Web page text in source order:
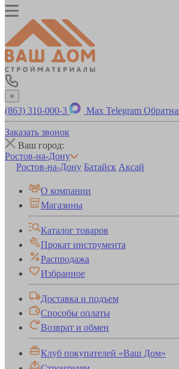
×
(863) 310-000-3 Max Telegram
Заказать звонок
Ваш город:
Ростов-на-Дону
Ростов-на-Дону Батайск Аксай
О компании
Магазины
Каталог товаров
Прокат инструмента
Распродажа
Избранное
Доставка и подъем
Способы оплаты
Возврат и обмен
Клуб покупателей «Ваш Дом»